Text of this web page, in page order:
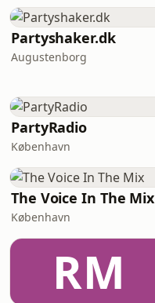
Partyshaker.dk
Augustenborg
PartyRadio
København
The Voice In The Mix
København
RM